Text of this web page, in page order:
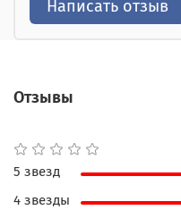
Написать отзыв
Отзывы
5 звезд
4 звезды